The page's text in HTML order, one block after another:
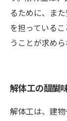
るために、ま
を担っている
うことが求めら
解体工の醍醐
解体工は、建